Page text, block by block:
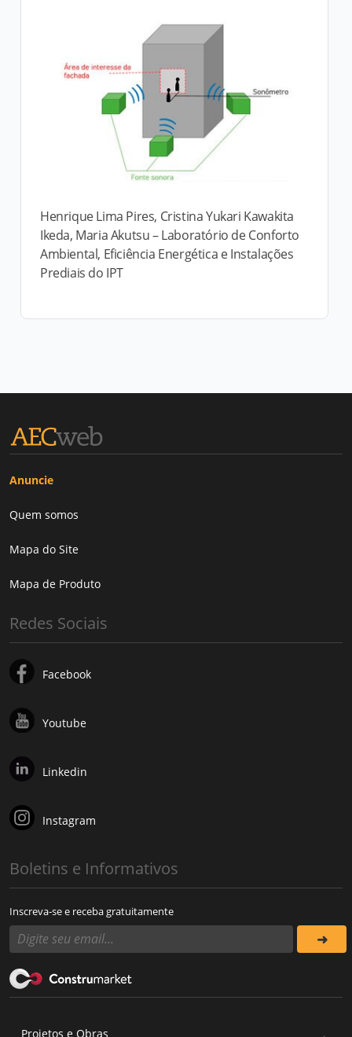
Henrique Lima Pires, Cristina Yukari Kawakita
Ikeda, Maria Akutsu – Laboratório de Conforto
Ambiental, Eficiência Energética e Instalações
Prediais do IPT
Anuncie
Quem somos
Mapa do Site
Mapa de Produto
Redes Sociais
Facebook
Youtube
Linkedin
Instagram
Boletins e Informativos
Inscreva-se e receba gratuitamente
Projetos e Obras